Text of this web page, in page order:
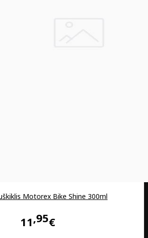
Motorex Bike Shine 300ml
11 95€